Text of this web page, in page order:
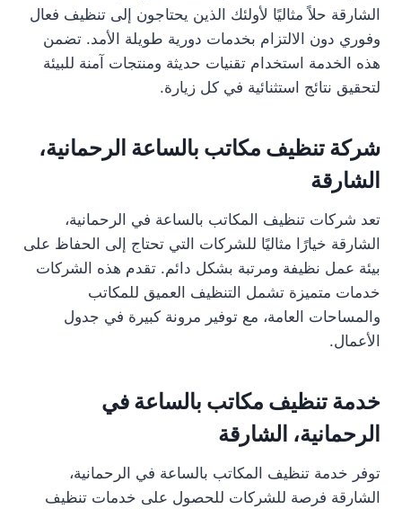
الشارقة حلاً مثاليًا لأولئك الذين يحتاجون إلى تنظيف فعال
وفوري دون الالتزام بخدمات دورية طويلة الأمد. تضمن
هذه الخدمة استخدام تقنيات حديثة ومنتجات آمنة للبيئة
لتحقيق نتائج استثنائية في كل زيارة.
شركة تنظيف مكاتب بالساعة الرحمانية،
الشارقة
تعد شركات تنظيف المكاتب بالساعة في الرحمانية،
الشارقة خيارًا مثاليًا للشركات التي تحتاج إلى الحفاظ على
بيئة عمل نظيفة ومرتبة بشكل دائم. تقدم هذه الشركات
خدمات متميزة تشمل التنظيف العميق للمكاتب
والمساحات العامة، مع توفير مرونة كبيرة في جدول
الأعمال.
خدمة تنظيف مكاتب بالساعة في
الرحمانية، الشارقة
توفر خدمة تنظيف المكاتب بالساعة في الرحمانية،
الشارقة فرصة للشركات للحصول على خدمات تنظيف